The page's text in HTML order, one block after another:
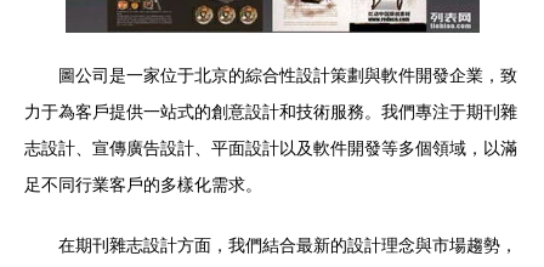
圖公司是一家位于北京的綜合性設計策劃與軟件開發企業，致
力于為客戶提供一站式的創意設計和技術服務。我們專注于期刊雜
志設計、宣傳廣告設計、平面設計以及軟件開發等多個領域，以滿
足不同行業客戶的多樣化需求。
在期刊雜志設計方面，我們結合最新的設計理念與市場趨勢，